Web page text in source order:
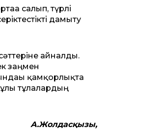
салып, түрлі
дамыту
айналды.
заңмен
қамқорлықта
тұлғалардың
А.Жолдасқызы,